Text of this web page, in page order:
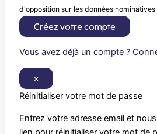
d'opposition sur les données
Créez votre compte
Vous avez déjà un compte ?
×
Réinitialiser votre mot de passe
Entrez votre adresse email et